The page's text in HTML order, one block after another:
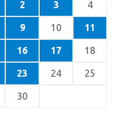
2 3 4
9 10 11
16 17 18
23 24 25
30